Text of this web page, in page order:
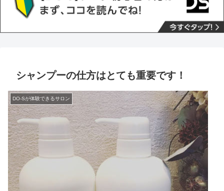
シャンプーの仕方はとても重要です！
DO-Sが体験できるサロン